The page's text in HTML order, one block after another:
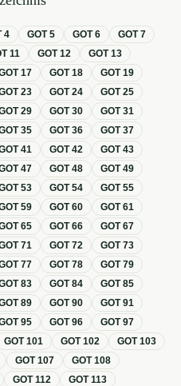
4 GOT5 GOT6 GOT7
11 GOT12 GOT13
17 GOT18 GOT19
23 GOT24 GOT25
29 GOT30 GOT31
35 GOT36 GOT37
41 GOT42 GOT43
47 GOT48 GOT49
53 GOT54 GOT55
59 GOT60 GOT61
65 GOT66 GOT67
71 GOT72 GOT73
77 GOT78 GOT79
83 GOT84 GOT85
89 GOT90 GOT91
95 GOT96 GOT97
GOT101 GOT102 GOT103
GOT107 GOT108
GOT112 GOT113